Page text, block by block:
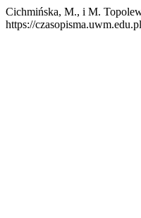
Cichmińska, M., i M.
https://